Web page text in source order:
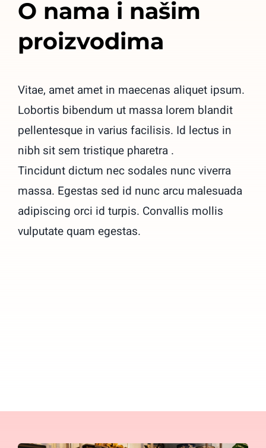
O nama i našim
proizvodima
Vitae, amet amet in maecenas aliquet ipsum.
Lobortis bibendum ut massa lorem blandit
pellentesque in varius facilisis. Id lectus in
nibh sit sem tristique pharetra .
Tincidunt dictum nec sodales nunc viverra
massa. Egestas sed id nunc arcu malesuada
adipiscing orci id turpis. Convallis mollis
vulputate quam egestas.